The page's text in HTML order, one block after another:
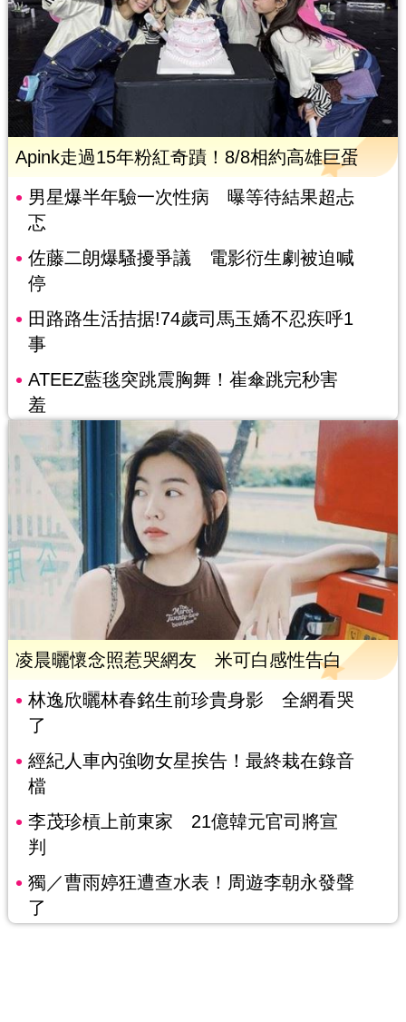
Apink走過15年粉紅奇蹟！8/8相約高雄巨蛋
男星爆半年驗一次性病 曝等待結果超忐
忑
佐藤二朗爆騷擾爭議 電影衍生劇被迫喊
停
田路路生活拮据!74歲司馬玉嬌不忍疾呼1
事
ATEEZ藍毯突跳震胸舞！崔傘跳完秒害
羞
凌晨曬懷念照惹哭網友 米可白感性告白
林逸欣曬林春銘生前珍貴身影 全網看哭
了
經紀人車內強吻女星挨告！最終栽在錄音
檔
李茂珍槓上前東家 21億韓元官司將宣
判
獨／曹雨婷狂遭查水表！周遊李朝永發聲
了